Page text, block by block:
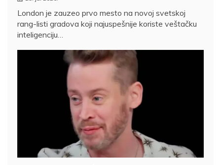
London je zauzeo prvo mesto na novoj svetskoj
rang-listi gradova koji najuspešnije koriste veštačku
inteligenciju…